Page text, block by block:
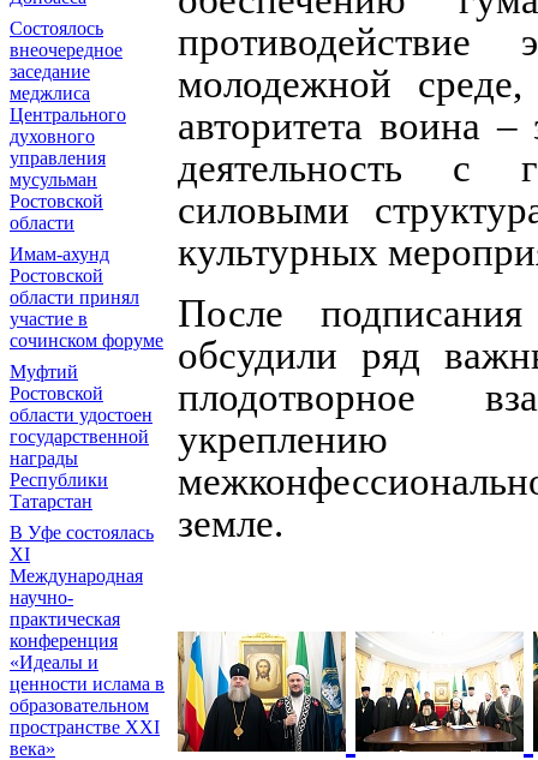
Состоялось
внеочередное
заседание
меджлиса
Центрального
духовного
управления
мусульман
Ростовской
области
Имам-ахунд
Ростовской
области принял
участие в
сочинском форуме
Муфтий
Ростовской
области удостоен
государственной
награды
Республики
Татарстан
В Уфе состоялась
XI
Международная
научно-
практическая
конференция
«Идеалы и
ценности ислама в
образовательном
пространстве XXI
века»
молодежной
авторитета воина –
деятельность с
силовыми
культурных
После
обсудили ряд
плодотворное
укреплению
земле.